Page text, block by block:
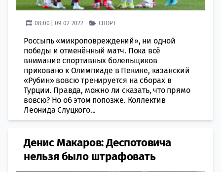
08:00 | 09-02-2022 СПОРТ
Россыпь «микроповреждений», ни одной
победы и отменённый матч. Пока всё
внимание спортивных болельщиков
приковано к Олимпиаде в Пекине, казанский
«Рубин» вовсю тренируется на сборах в
Турции. Правда, можно ли сказать, что прямо
вовсю? Но об этом попозже. Коллектив
Леонида Слуцкого...
Денис Макаров: Деспотовича
нельзя было штрафовать